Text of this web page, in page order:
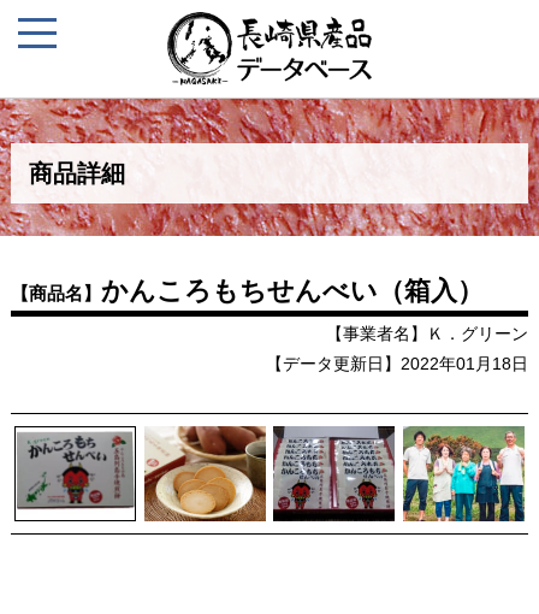
商品詳細
【商品名】 かんころもちせんべい（箱入）
【事業者名】Ｋ．グリーン
【データ更新日】2022年01月18日